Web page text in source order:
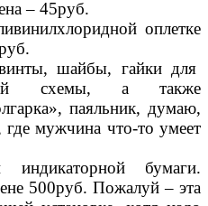
– 45руб.
оплетке
шайбы, гайки для
схемы, а также
паяльник, думаю,
где мужчина что-то умеет
индикаторной бумаги.
500руб. Пожалуй – эта